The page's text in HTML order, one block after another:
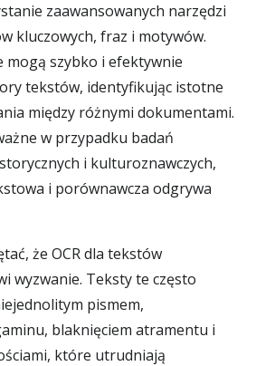
zaawansowanych narzędzi
kluczowych, fraz i motywów.
mogą szybko i efektywnie
tekstów, identyfikując istotne
między różnymi dokumentami.
w przypadku badań
i kulturoznawczych,
i porównawcza odgrywa
że OCR dla tekstów
wyzwanie. Teksty te często
pismem,
blaknięciem atramentu i
które utrudniają